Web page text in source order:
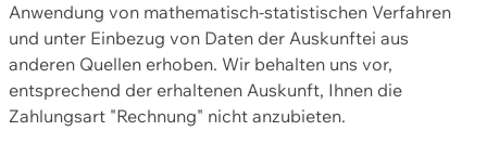
Anwendung von mathematisch-statistischen Verfahren
und unter Einbezug von Daten der Auskunftei aus
anderen Quellen erhoben. Wir behalten uns vor,
entsprechend der erhaltenen Auskunft, Ihnen die
Zahlungsart "Rechnung" nicht anzubieten.